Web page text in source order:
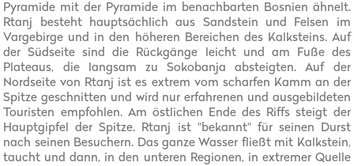
Pyramide mit der Pyramide im benachbarten Bosnien ähnelt.
Rtanj besteht hauptsächlich aus Sandstein und Felsen im
Vargebirge und in den höheren Bereichen des Kalksteins. Auf
der Südseite sind die Rückgänge leicht und am Fuße des
Plateaus, die langsam zu Sokobanja absteigten. Auf der
Nordseite von Rtanj ist es extrem vom scharfen Kamm an der
Spitze geschnitten und wird nur erfahrenen und ausgebildeten
Touristen empfohlen. Am östlichen Ende des Riffs steigt der
Hauptgipfel der Spitze. Rtanj ist "bekannt" für seinen Durst
nach seinen Besuchern. Das ganze Wasser fließt mit Kalkstein,
taucht und dann, in den unteren Regionen, in extremer Quelle